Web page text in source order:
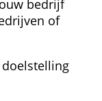
bedrijf
of